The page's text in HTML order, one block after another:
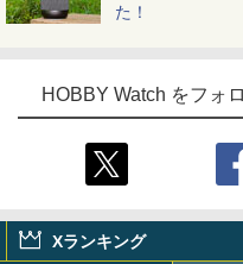
た！
HOBBY Watch をフォ
Xランキング